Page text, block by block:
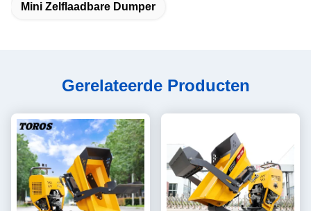
Mini Zelflaadbare Dumper
Gerelateerde Producten